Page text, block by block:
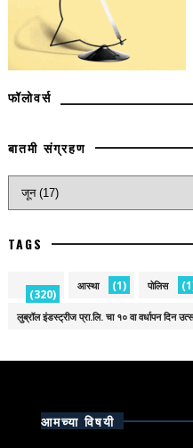
फॉलोवर्स
बातमी संग्रहण
TAGS
(320)
आस्था (1) पोलिस
लुब्रॉल इंडस्ट्रीज प्रा.लि. चा १० वा वर्धापन दिन
आमच्या विषयी